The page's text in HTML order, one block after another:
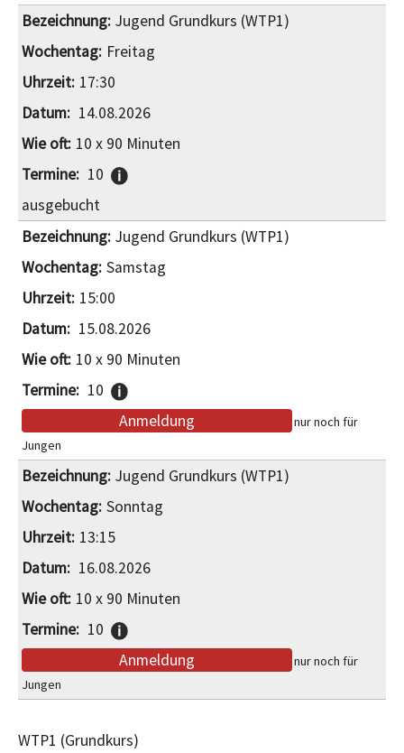
Jugend Grundkurs (WTP1)
Freitag
17:30
14.08.2026
10 x 90 Minuten
10
ausgebucht
Jugend Grundkurs (WTP1)
Samstag
15:00
15.08.2026
10 x 90 Minuten
10
Anmeldung
nur noch für
Jungen
Jugend Grundkurs (WTP1)
Sonntag
13:15
16.08.2026
10 x 90 Minuten
10
Anmeldung
nur noch für
Jungen
WTP1 (Grundkurs)